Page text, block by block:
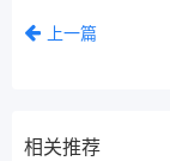
上一篇
相关推荐